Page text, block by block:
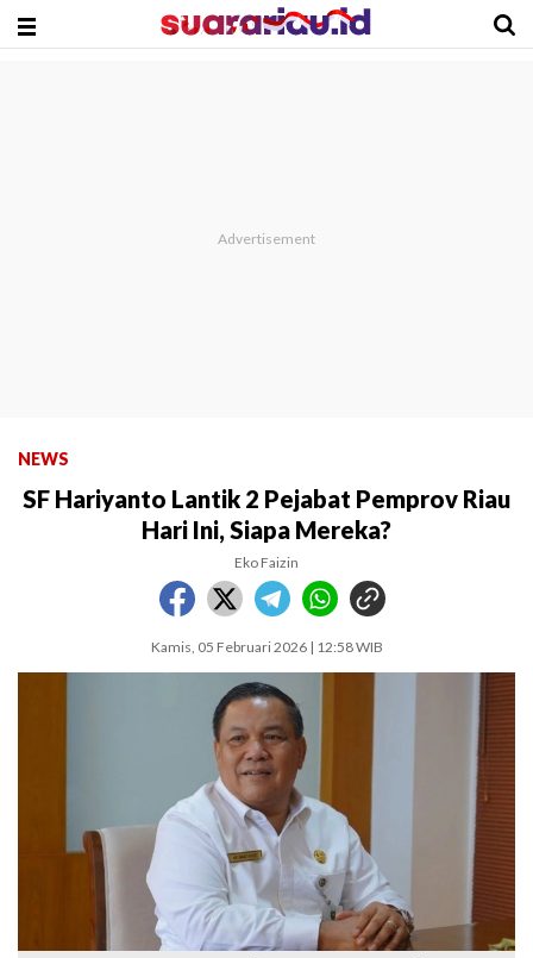
NEWS
SF Hariyanto Lantik 2 Pejabat Pemprov Riau
Hari Ini, Siapa Mereka?
Eko Faizin
Kamis, 05 Februari 2026 | 12:58 WIB